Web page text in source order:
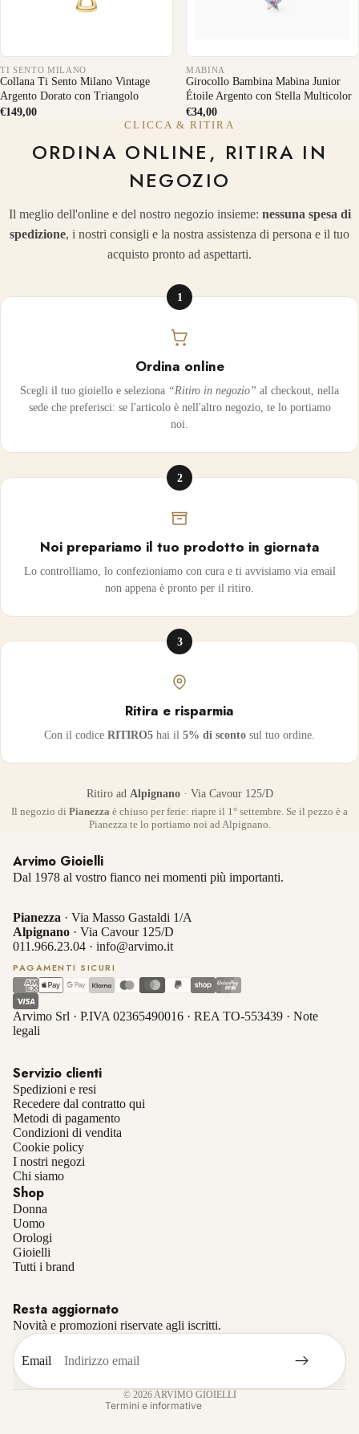
TI SENTO MILANO
Collana Ti Sento Milano Vintage
Argento Dorato con Triangolo
€149,00
MABINA
Girocollo Bambina Mabina Junior
Étoile Argento con Stella Multicolor
€34,00
CLICCA & RITIRA
ORDINA ONLINE, RITIRA IN
NEGOZIO
Il meglio dell'online e del nostro negozio insieme: nessuna spesa di
spedizione, i nostri consigli e la nostra assistenza di persona e il tuo
acquisto pronto ad aspettarti.
1
Ordina online
Scegli il tuo gioiello e seleziona “Ritiro in negozio” al checkout, nella
sede che preferisci: se l'articolo è nell'altro negozio, te lo portiamo
noi.
2
Noi prepariamo il tuo prodotto in giornata
Lo controlliamo, lo confezioniamo con cura e ti avvisiamo via email
non appena è pronto per il ritiro.
3
Ritira e risparmia
Con il codice RITIRO5 hai il 5% di sconto sul tuo ordine.
Ritiro ad Alpignano· Via Cavour 125/D
Il negozio di Pianezza è chiuso per ferie: riapre il 1° settembre. Se il pezzo è a
Pianezza te lo portiamo noi ad Alpignano.
Arvimo Gioielli
Dal 1978 al vostro fianco nei momenti più importanti.
Pianezza · Via Masso Gastaldi 1/A
Alpignano · Via Cavour 125/D
011.966.23.04 · info@arvimo.it
PAGAMENTI SICURI
Arvimo Srl · P.IVA 02365490016 · REA TO-553439 · Note
legali
Servizio clienti
Spedizioni e resi
Recedere dal contratto qui
Metodi di pagamento
Condizioni di vendita
Cookie policy
I nostri negozi
Chi siamo
Shop
Donna
Uomo
Orologi
Gioielli
Tutti i brand
Resta aggiornato
Novità e promozioni riservate agli iscritti.
Email
© 2026ARVIMO GIOIELLI
Termini e informative
Informativa sulla privacy
Termini e condizioni del servizio
Recapiti
Informativa sulle spedizioni